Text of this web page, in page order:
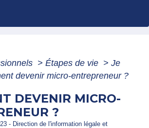
> Étapes de vie > Je
devenir micro-entrepreneur ?
DEVENIR MICRO-
?
- Direction de l'information légale et